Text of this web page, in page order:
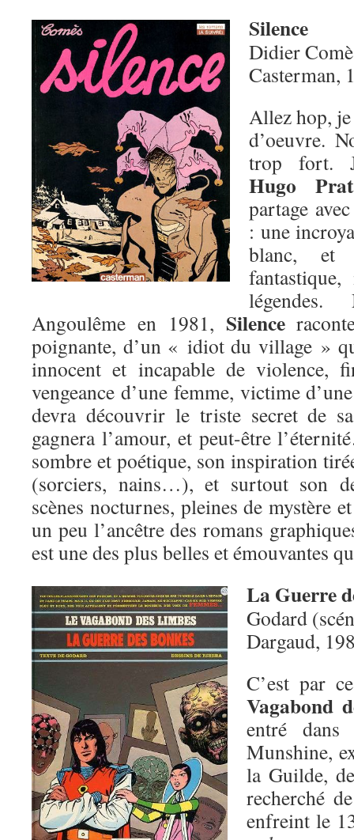
Silence
Didier
Casterman,
Allez hop,
d’oeuvre.
trop fort.
Hugo
partage
: une
blanc,
Angoulême en 1981, Silence
poignante, d’un « idiot du village »
innocent et incapable de violence,
vengeance d’une femme, victime
devra découvrir le triste secret de
gagnera l’amour, et peut-être
sombre et poétique, son inspiration
(sorciers, nains…), et surtout son
scènes nocturnes, pleines de mystère
un peu l’ancêtre des romans
est une des plus belles et émouvantes
La Guerre
Godard
Dargaud,
C’est par
Vagabond
entré dans
Munshine,
la Guilde,
recherché
enfreint le